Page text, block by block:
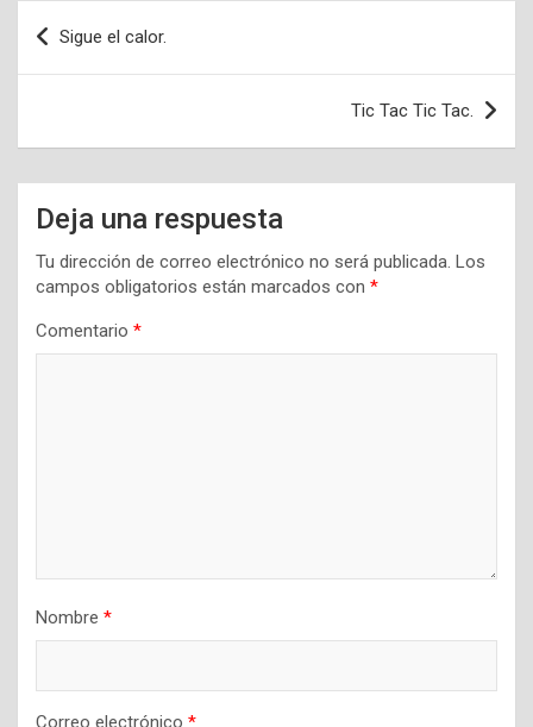
Navegación
de
Sigue el calor.
Tic Tac Tic Tac.
Deja una respuesta
Tu dirección de correo electrónico no será publicada. Los
campos obligatorios están marcados con *
Comentario *
Nombre *